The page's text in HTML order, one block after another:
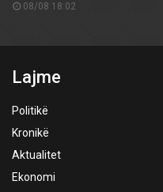
08/08 18:02
Lajme
Politikë
Kronikë
Aktualitet
Ekonomi